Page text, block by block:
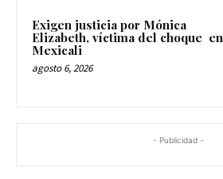
Exigen justicia por Mónica
Elizabeth, víctima del choque en
Mexicali
agosto 6, 2026
- Publicidad -